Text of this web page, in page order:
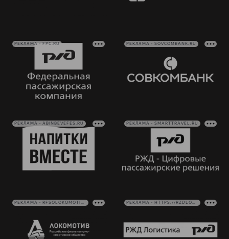
РЕКЛАМА • FPC.RU РЕКЛАМА • SOVCOMBANK.RU
РЕКЛАМА • ABINBEVEFES.RU РЕКЛАМА • SMARTTRAVEL.RU
РЕКЛАМА • RFSOLOKOMOTIV.RU РЕКЛАМА • HTTPS://RZDLOG.RU/